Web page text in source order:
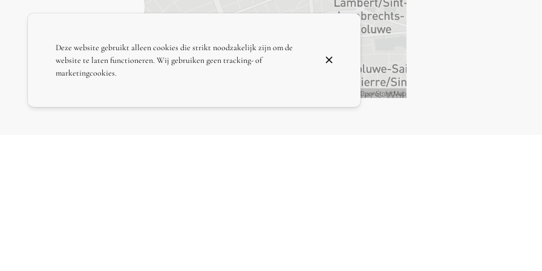
Deze website gebruikt alleen cookies die strikt noodzakelijk zijn om de
website te laten functioneren. Wij gebruiken geen tracking- of
marketingcookies.